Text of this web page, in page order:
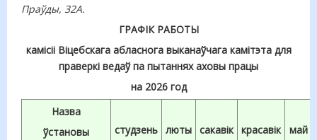
Праўды, 32А.
ГРАФІК РАБОТЫ
камісіі Віцебскага абласнога выканаўчага камітэта для
праверкі ведаў па пытаннях аховы працы
на 2026 год
Назва
ўстановы
студзень люты сакавік красавік май